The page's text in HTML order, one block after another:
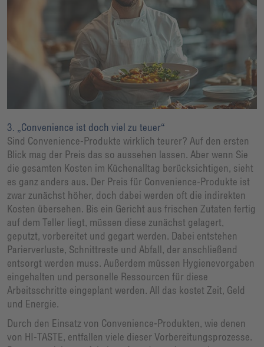
3. „Convenience ist doch viel zu teuer“
Sind Convenience-Produkte wirklich teurer? Auf den ersten
Blick mag der Preis das so aussehen lassen. Aber wenn Sie
die gesamten Kosten im Küchenalltag berücksichtigen, sieht
es ganz anders aus. Der Preis für Convenience-Produkte ist
zwar zunächst höher, doch dabei werden oft die indirekten
Kosten übersehen. Bis ein Gericht aus frischen Zutaten fertig
auf dem Teller liegt, müssen diese zunächst gelagert,
geputzt, vorbereitet und gegart werden. Dabei entstehen
Parierverluste, Schnittreste und Abfall, der anschließend
entsorgt werden muss. Außerdem müssen Hygienevorgaben
eingehalten und personelle Ressourcen für diese
Arbeitsschritte eingeplant werden. All das kostet Zeit, Geld
und Energie.
Durch den Einsatz von Convenience-Produkten, wie denen
von HI-TASTE, entfallen viele dieser Vorbereitungsprozesse.